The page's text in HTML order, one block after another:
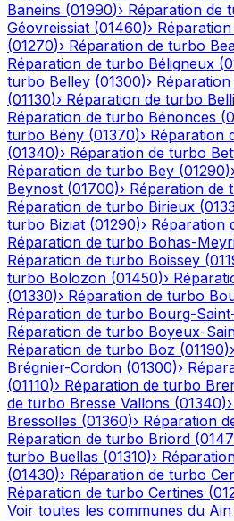
Baneins (01990)› Réparation de
Géovreissiat (01460)›
(01270)› Réparation de turbo
Réparation de turbo Béligneux (
turbo Belley (01300)›
(01130)› Réparation de turbo
Réparation de turbo Bénonces (
turbo Bény (01370)› Réparation
(01340)› Réparation de turbo
Réparation de turbo Bey (01290)›
Beynost (01700)› Réparation de
Réparation de turbo Birieux (
turbo Biziat (01290)› Réparation
Réparation de turbo Bohas-
Réparation de turbo Boissey (
turbo Bolozon (01450)›
(01330)› Réparation de turbo
Réparation de turbo Bourg-
Réparation de turbo Boyeux-
Réparation de turbo Boz (01190)›
Brégnier-Cordon (01300)›
(01110)› Réparation de turbo
de turbo Bresse Vallons (01340)›
Bressolles (01360)› Réparation
Réparation de turbo Briord (
turbo Buellas (01310)›
(01430)› Réparation de turbo
Réparation de turbo Certines (
Voir toutes les communes du Ain